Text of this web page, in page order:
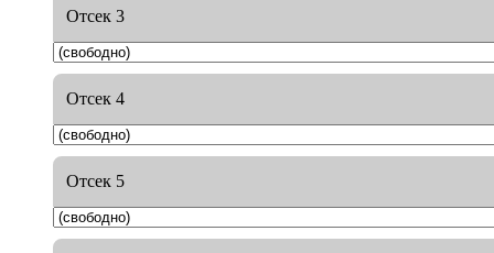
Отсек 3
Отсек 4
Отсек 5